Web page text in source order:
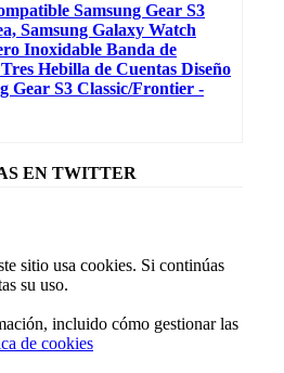
Samsung Gear S3
Samsung Galaxy Watch
Inoxidable Banda de
Hebilla de Cuentas Diseño
Gear S3 Classic/Frontier -
EN TWITTER
sitio usa cookies. Si continúas
su uso.
incluido cómo gestionar las
de cookies